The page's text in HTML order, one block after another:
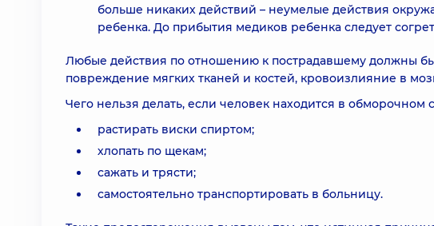
больше никаких действий – неумелые действия
ребенка. До прибытия медиков ребенка следует
Любые действия по отношению к пострадавшему должны
повреждение мягких тканей и костей, кровоизлияние в
Чего нельзя делать, если человек находится в обморочном
растирать виски спиртом;
хлопать по щекам;
сажать и трясти;
самостоятельно транспортировать в больницу.